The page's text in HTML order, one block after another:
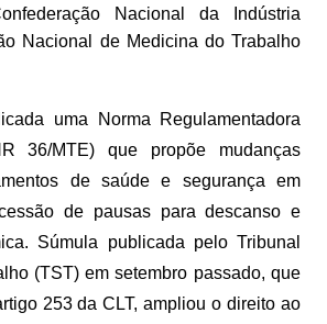
Nacional da Indústria
Nacional de Medicina do Trabalho
uma Norma Regulamentadora
36/MTE) que propõe mudanças
de saúde e segurança em
de pausas para descanso e
Súmula publicada pelo Tribunal
(TST) em setembro passado, que
253 da CLT, ampliou o direito ao